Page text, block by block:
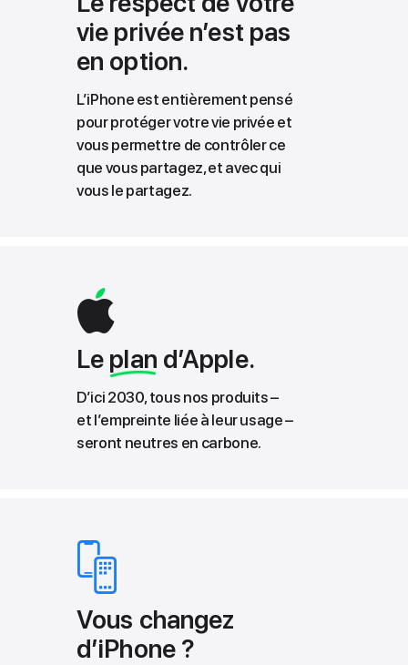
vie privée n’est pas
en option.
L’iPhone est entièrement pensé
pour protéger votre vie privée et
vous permettre de contrôler ce
que vous partagez, et avec qui
vous le partagez.
Le plan d’Apple.
D’ici 2030, tous nos produits –
et l’empreinte liée à leur usage –
seront neutres en carbone.
Vous changez
d’iPhone ?